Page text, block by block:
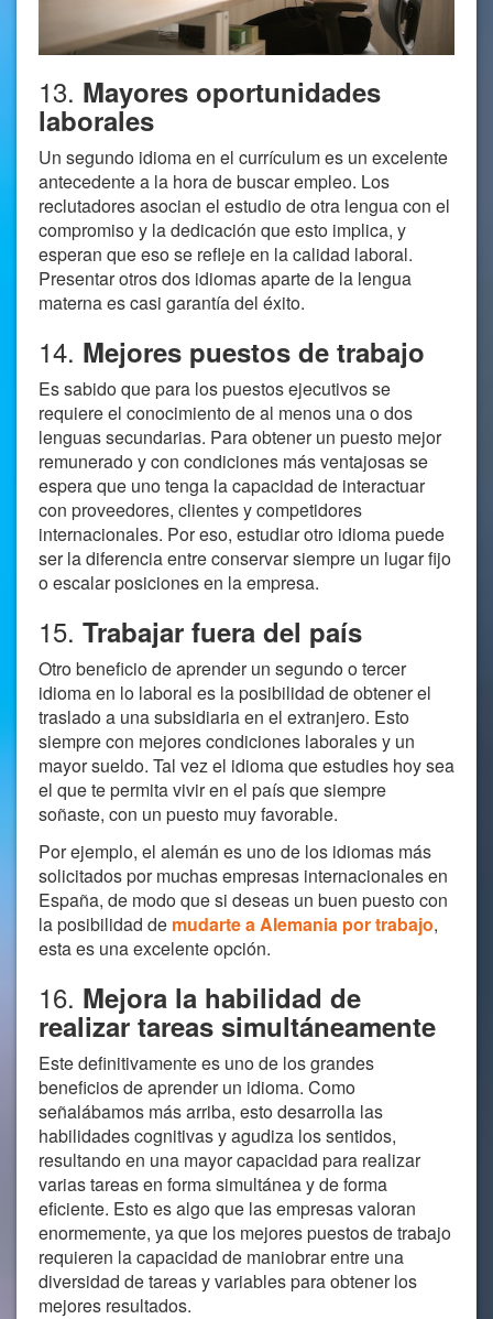
13. Mayores oportunidades
laborales
Un segundo idioma en el currículum es un excelente
antecedente a la hora de buscar empleo. Los
reclutadores asocian el estudio de otra lengua con el
compromiso y la dedicación que esto implica, y
esperan que eso se refleje en la calidad laboral.
Presentar otros dos idiomas aparte de la lengua
materna es casi garantía del éxito.
14. Mejores puestos de trabajo
Es sabido que para los puestos ejecutivos se
requiere el conocimiento de al menos una o dos
lenguas secundarias. Para obtener un puesto mejor
remunerado y con condiciones más ventajosas se
espera que uno tenga la capacidad de interactuar
con proveedores, clientes y competidores
internacionales. Por eso, estudiar otro idioma puede
ser la diferencia entre conservar siempre un lugar fijo
o escalar posiciones en la empresa.
15. Trabajar fuera del país
Otro beneficio de aprender un segundo o tercer
idioma en lo laboral es la posibilidad de obtener el
traslado a una subsidiaria en el extranjero. Esto
siempre con mejores condiciones laborales y un
mayor sueldo. Tal vez el idioma que estudies hoy sea
el que te permita vivir en el país que siempre
soñaste, con un puesto muy favorable.
Por ejemplo, el alemán es uno de los idiomas más
solicitados por muchas empresas internacionales en
España, de modo que si deseas un buen puesto con
la posibilidad de mudarte a Alemania por trabajo,
esta es una excelente opción.
16. Mejora la habilidad de
realizar tareas simultáneamente
Este definitivamente es uno de los grandes
beneficios de aprender un idioma. Como
señalábamos más arriba, esto desarrolla las
habilidades cognitivas y agudiza los sentidos,
resultando en una mayor capacidad para realizar
varias tareas en forma simultánea y de forma
eficiente. Esto es algo que las empresas valoran
enormemente, ya que los mejores puestos de trabajo
requieren la capacidad de maniobrar entre una
diversidad de tareas y variables para obtener los
mejores resultados.